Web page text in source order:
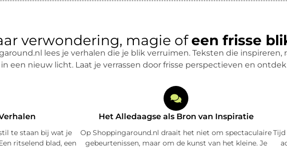
verwondering, magie ofeen frisse
lees je verhalen die je blik verruimen. Teksten die inspireren,
een nieuw licht. Laat je verrassen door frisse perspectieven en
te staan bij wat je
ritselend blad, een
Het Alledaagse als Bron van Inspiratie
Op Shoppingaround.nl draait het niet om spectaculaire
gebeurtenissen, maar om de kunst van het kleine. Je